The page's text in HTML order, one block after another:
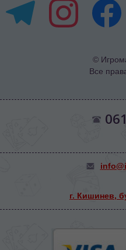
©
Все
г. Кишинев,